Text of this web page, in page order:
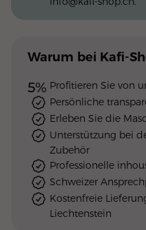
Warum bei Kafi-
5% Profitieren Sie von
Persönliche
Erleben Sie die
Unterstützung bei
Zubehör
Professionelle
Schweizer
Kostenfreie
Liechtenstein